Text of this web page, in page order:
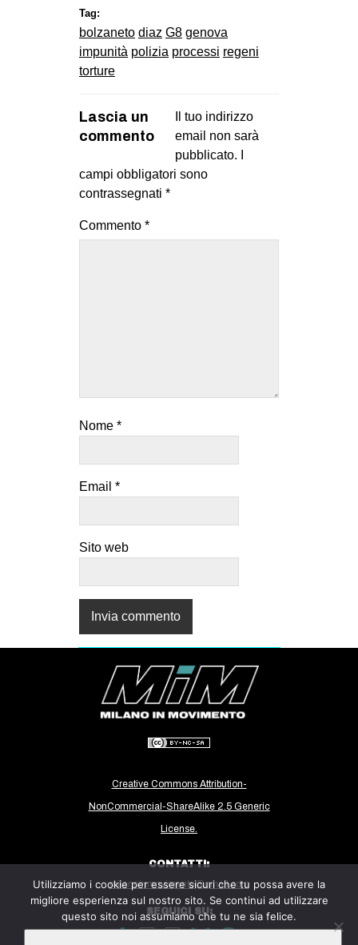
Tag:
bolzaneto diaz G8 genova
impunità polizia processi regeni
torture
Lascia un
commento
Il tuo indirizzo
email non sarà
pubblicato.
campi obbligatori sono
contrassegnati *
Commento *
Nome *
Email *
Sito web
Creative Commons Attribution-
NonCommercial-ShareAlike 2.5 Generic
License.
CONTATTI:
milanoinmovimento@gmail.com
SEGUICI SU:
Utilizziamo i cookie per essere sicuri che tu possa avere la
migliore esperienza sul nostro sito. Se continui ad utilizzare
questo sito noi assumiamo che tu ne sia felice.